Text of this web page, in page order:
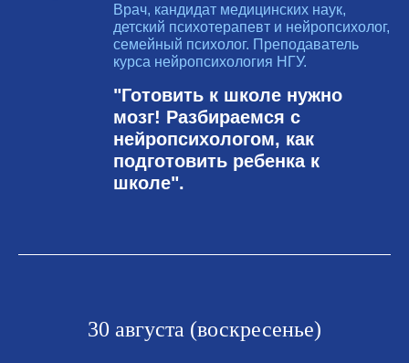
Врач, кандидат медицинских наук,
детский психотерапевт и нейропсихолог,
семейный психолог. Преподаватель
курса нейропсихология НГУ.
"Готовить к школе нужно
мозг! Разбираемся с
нейропсихологом, как
подготовить ребенка к
школе".
30 августа (воскресенье)